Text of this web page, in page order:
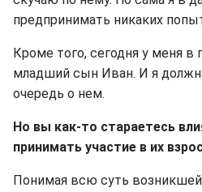
предпринимать никаких
Кроме того, сегодня у меня в
младший сын Иван. И я
очередь о нем.
Но вы как-то стараетесь
принимать участие в их
Понимая всю суть